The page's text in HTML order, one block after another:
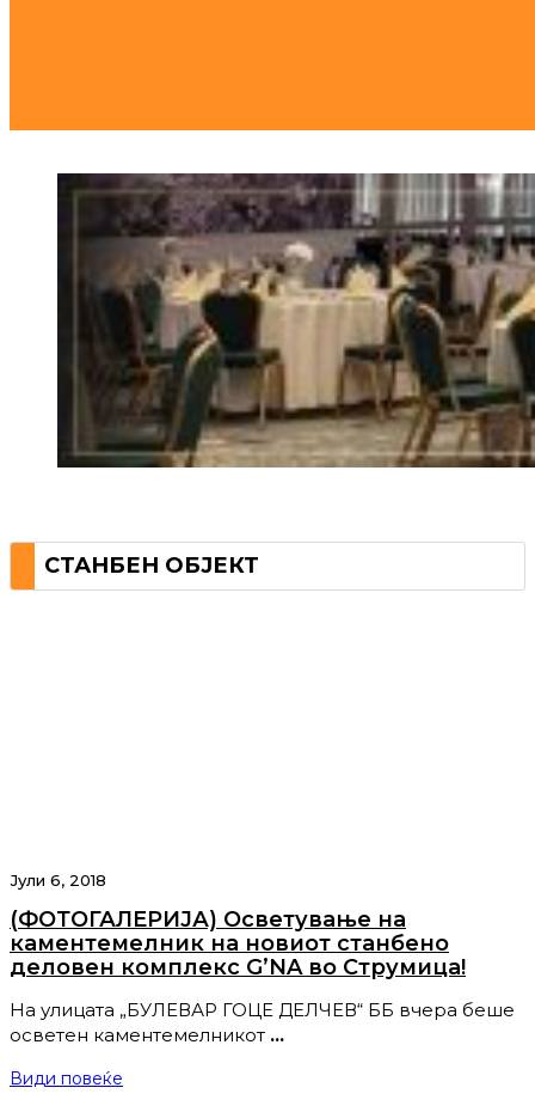
СТАНБЕН ОБЈЕКТ
Јули 6, 2018
(ФОТОГАЛЕРИЈА) Осветување на
каментемелник на новиот станбено
деловен комплекс G’NA во Струмица!
На улицата „БУЛЕВАР ГОЦЕ ДЕЛЧЕВ“ ББ вчера беше
осветен каментемелникот …
Види повеќе